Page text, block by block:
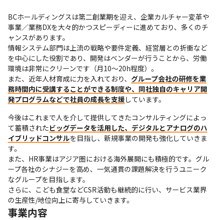
BCホールディングスは第二創業期を迎え、企業カルチャー変革や
事業／業務DXを大々的かつスピーディーに進めており、多くのチ
ャンスがあります。
情報システム部門は上流の戦略や要件定義、経営層との折衝など
を中心にした役割であり、開発はベンダーが行うことから、労働
環境は非常にクリーンです（月10～20h程度）。
また、近年人材育成に力を入れており、 グループ会社の研修を業
務時間内に受講することができる制度や、同社独自のキャリア開
発プログラムなどで社員の成長を支援しています。
今後はこれまで人を介して提供してきたコンサルティングによっ
て蓄積されたビッグデータを活用した、デジタルとアナログのハ
イブリッドコンサルを目指し、新規事業の開発も強化していきま
す。
また、HR事業はアジア圏における海外展開にも積極的です。グル
ープ各社のシナジーを高め、一気通貫の課題解決を行うユニーク
なグループを目指します。
さらに、こども食堂などCSR活動も継続的に行い、サービス業界
の生産性/地位向上に寄与していきます。
事業内容